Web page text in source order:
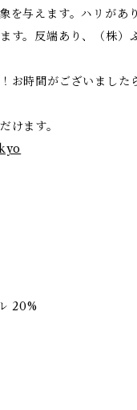
を与えます。ハリがあ
す。反端あり、（株）
お時間がございました
けます。
20%